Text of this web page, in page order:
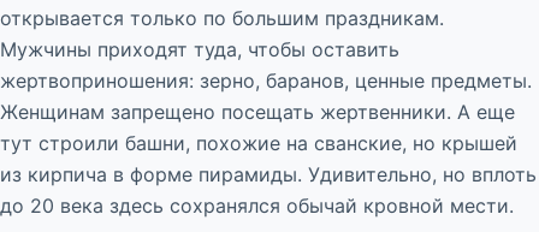
открывается только по большим праздникам.
Мужчины приходят туда, чтобы оставить
жертвоприношения: зерно, баранов, ценные предметы.
Женщинам запрещено посещать жертвенники. А еще
тут строили башни, похожие на сванские, но крышей
из кирпича в форме пирамиды. Удивительно, но вплоть
до 20 века здесь сохранялся обычай кровной мести.